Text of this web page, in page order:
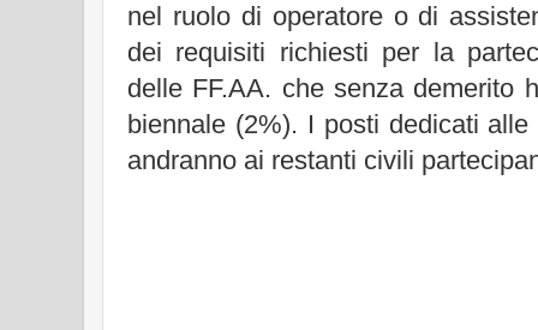
nel ruolo di operatore o di
dei requisiti richiesti per la
delle FF.AA. che senza demerito
biennale (2%). I posti dedicati
andranno ai restanti civili